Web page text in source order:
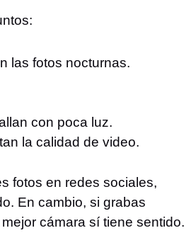
las fotos nocturnas.
con poca luz.
la calidad de video.
fotos en redes sociales,
En cambio, si grabas
cámara sí tiene sentido.